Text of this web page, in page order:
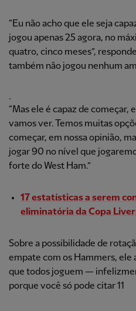
“Eu não acho que ele seja
jogou apenas 25 agora, no
quatro, cinco meses”,
também não jogou nenhum
.
“Mas ele é capaz de começar,
vamos ver. Temos muitas
começar, em nossa opinião,
jogar 90 no nível que
forte do West Ham.”
17 estatísticas a serem
eliminatória da Copa
Sobre a possibilidade de
empate com os Hammers, ele
que todos joguem —
porque você só pode citar 11